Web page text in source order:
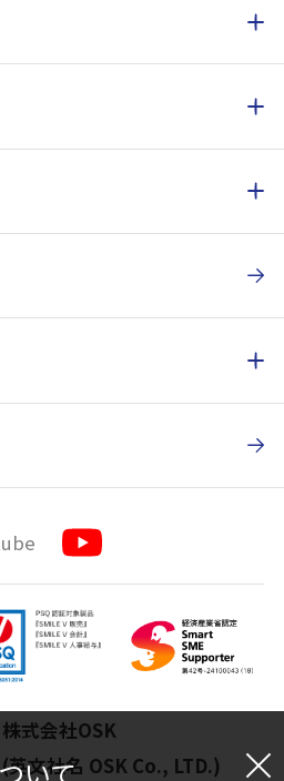
株式会社OSK
(英文社名 OSK Co., LTD.)
いて